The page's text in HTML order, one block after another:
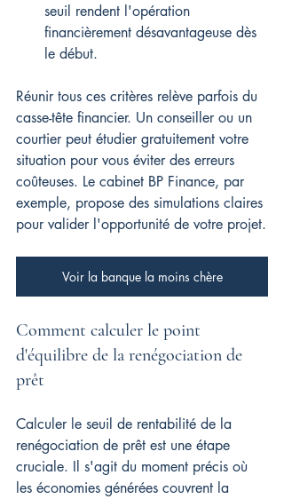
seuil rendent l'opération
financièrement désavantageuse dès
le début.
Réunir tous ces critères relève parfois du
casse-tête financier. Un conseiller ou un
courtier peut étudier gratuitement votre
situation pour vous éviter des erreurs
coûteuses. Le cabinet BP Finance, par
exemple, propose des simulations claires
pour valider l'opportunité de votre projet.
Voir la banque la moins chère
Comment calculer le point
d'équilibre de la renégociation de
prêt
Calculer le seuil de rentabilité de la
renégociation de prêt est une étape
cruciale. Il s'agit du moment précis où
les économies générées couvrent la